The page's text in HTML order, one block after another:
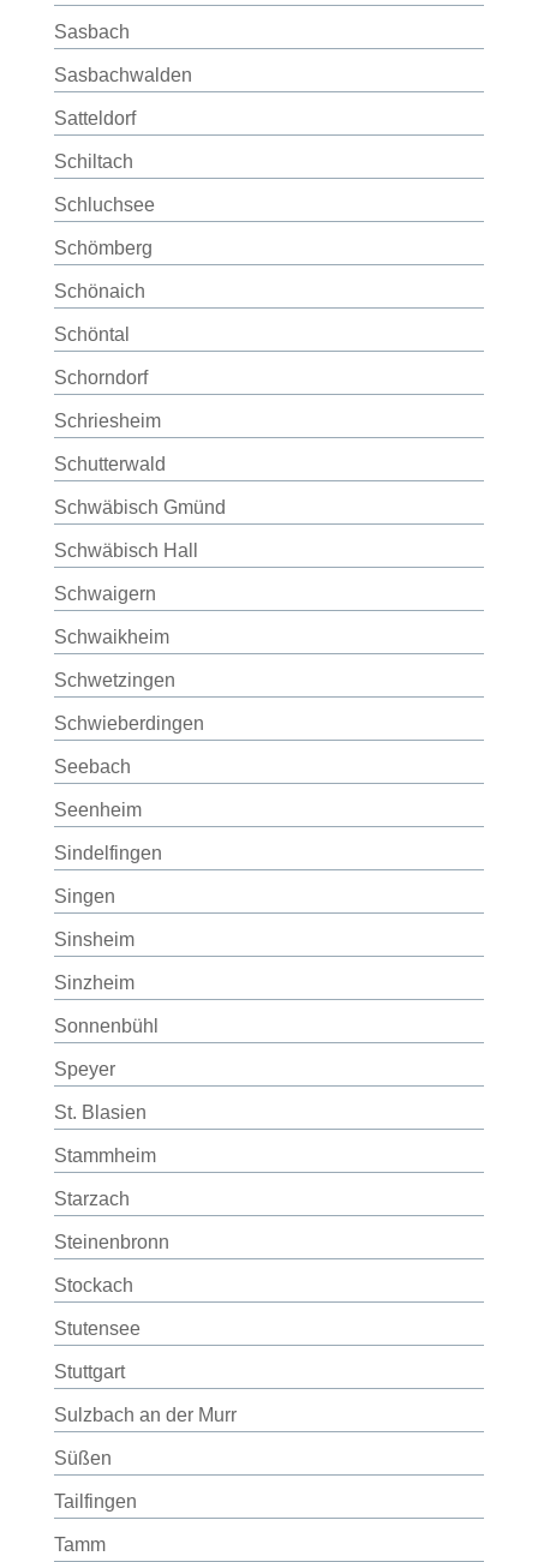
Sasbach
Sasbachwalden
Satteldorf
Schiltach
Schluchsee
Schömberg
Schönaich
Schöntal
Schorndorf
Schriesheim
Schutterwald
Schwäbisch Gmünd
Schwäbisch Hall
Schwaigern
Schwaikheim
Schwetzingen
Schwieberdingen
Seebach
Seenheim
Sindelfingen
Singen
Sinsheim
Sinzheim
Sonnenbühl
Speyer
St. Blasien
Stammheim
Starzach
Steinenbronn
Stockach
Stutensee
Stuttgart
Sulzbach an der Murr
Süßen
Tailfingen
Tamm